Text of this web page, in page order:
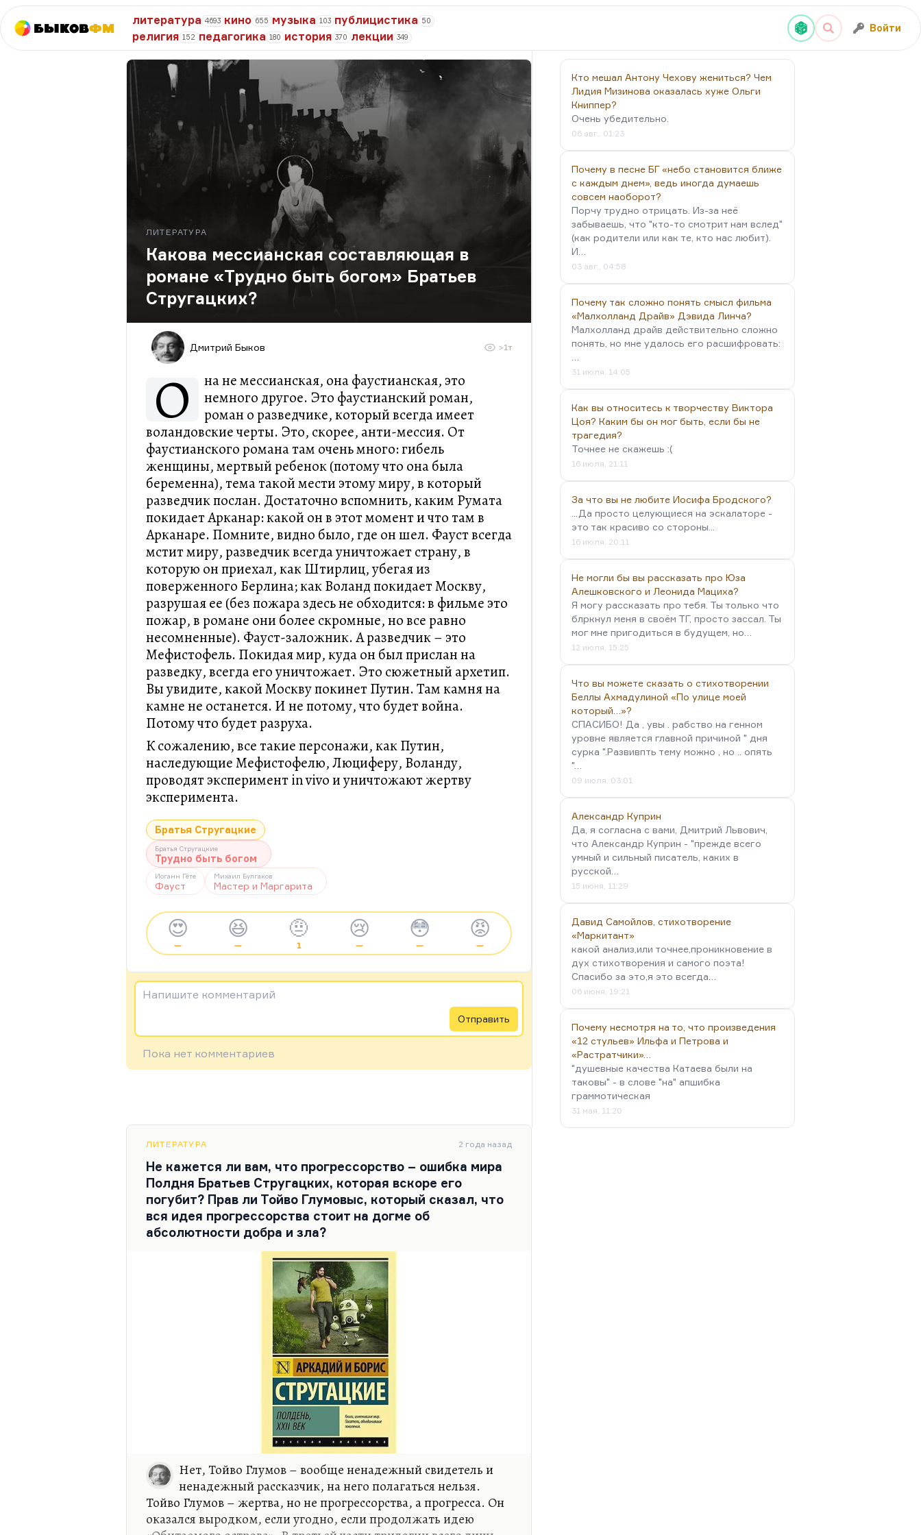
БыковФМ
литература 4693 кино 655 музыка 103 публицистика 50
религия 152 педагогика 180 история 370 лекции 349
Войти
ЛИТЕРАТУРА
Какова мессианская составляющая в
романе «Трудно быть богом» Братьев
Стругацких?
Дмитрий Быков >1т
О
на не мессианская, она фаустианская, это
немного другое. Это фаустианский роман,
роман о разведчике, который всегда имеет
воландовские черты. Это, скорее, анти-мессия. От
фаустианского романа там очень много: гибель
женщины, мертвый ребенок (потому что она была
беременна), тема такой мести этому миру, в который
разведчик послан. Достаточно вспомнить, каким Румата
покидает Арканар: какой он в этот момент и что там в
Арканаре. Помните, видно было, где он шел. Фауст всегда
мстит миру, разведчик всегда уничтожает страну, в
которую он приехал, как Штирлиц, убегая из
поверженного Берлина; как Воланд покидает Москву,
разрушая ее (без пожара здесь не обходится: в фильме это
пожар, в романе они более скромные, но все равно
несомненные). Фауст-заложник. А разведчик – это
Мефистофель. Покидая мир, куда он был прислан на
разведку, всегда его уничтожает. Это сюжетный архетип.
Вы увидите, какой Москву покинет Путин. Там камня на
камне не останется. И не потому, что будет война.
Потому что будет разруха.
К сожалению, все такие персонажи, как Путин,
наследующие Мефистофелю, Люциферу, Воланду,
проводят эксперимент in vivo и уничтожают жертву
эксперимента.
Братья Стругацкие
Братья Стругацкие
Трудно быть богом
Иоганн Гёте
Фауст
Михаил Булгаков
Мастер и Маргарита
😍
—
😆
—
🤨
1
😢
—
😳
—
😡
—
Напишите комментарий
Отправить
Пока нет комментариев
ЛИТЕРАТУРА 2 года назад
Не кажется ли вам, что прогрессорство – ошибка мира
Полдня Братьев Стругацких, которая вскоре его
погубит? Прав ли Тойво Глумовыс, который сказал, что
вся идея прогрессорства стоит на догме об
абсолютности добра и зла?
Нет, Тойво Глумов – вообще ненадежный свидетель и
ненадежный рассказчик, на него полагаться нельзя.
Тойво Глумов – жертва, но не прогрессорства, а прогресса. Он
оказался выродком, если угодно, если продолжать идею
Кто мешал Антону Чехову жениться? Чем
Лидия Мизинова оказалась хуже Ольги
Книппер?
Очень убедительно.
06 авг., 01:23
Почему в песне БГ «небо становится ближе
с каждым днем», ведь иногда думаешь
совсем наоборот?
Порчу трудно отрицать. Из-за неё
забываешь, что "кто-то смотрит нам вслед"
(как родители или как те, кто нас любит).
И…
03 авг., 04:58
Почему так сложно понять смысл фильма
«Малхолланд Драйв» Дэвида Линча?
Малхолланд драйв действительно сложно
понять, но мне удалось его расшифровать:
31 июля, 14:05
Как вы относитесь к творчеству Виктора
Цоя? Каким бы он мог быть, если бы не
трагедия?
Точнее не скажешь :(
16 июля, 21:11
За что вы не любите Иосифа Бродского?
...Да просто целующиеся на эскалаторе -
это так красиво со стороны...
16 июля, 20:11
Не могли бы вы рассказать про Юза
Алешковского и Леонида Мациха?
Я могу рассказать про тебя. Ты только что
блркнул меня в своём ТГ, просто зассал. Ты
мог мне пригодиться в будущем, но…
12 июля, 15:25
Что вы можете сказать о стихотворении
Беллы Ахмадулиной «По улице моей
который…»?
СПАСИБО! Да , увы . рабство на генном
уровне является главной причиной " дня
сурка ".Развивпть тему можно , но .. опять
"…
09 июля, 03:01
Александр Куприн
Да, я согласна с вами, Дмитрий Львович,
что Александр Куприн - "прежде всего
умный и сильный писатель, каких в
русской…
15 июня, 11:29
Давид Самойлов, стихотворение
«Маркитант»
какой анализ,или точнее,проникновение в
дух стихотворения и самого поэта!
Спасибо за это,я это всегда…
06 июня, 19:21
Почему несмотря на то, что произведения
«12 стульев» Ильфа и Петрова и
«Растратчики»…
"душевные качества Катаева были на
таковы" - в слове "на" апшибка
граммотическая
31 мая, 11:20